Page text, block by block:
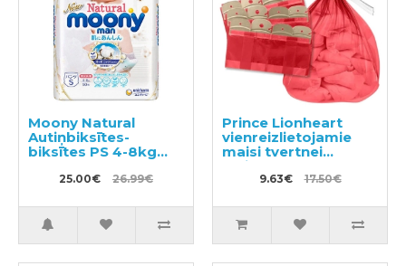
Moony Natural
Autiņbiksītes-
biksītes PS 4-8kg
25.00€ 26.99€
Prince Lionheart
vienreizlietojamie
maisi tvertnei
Twist'R
9.63€ 17.50€